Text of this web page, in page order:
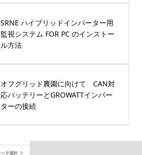
SRNE ハイブリッドインバーター用
監視システム FOR PC のインストー
ル方法
オフグリッド農園に向けて CAN対
応バッテリーとGROWATTインバー
ターの接続